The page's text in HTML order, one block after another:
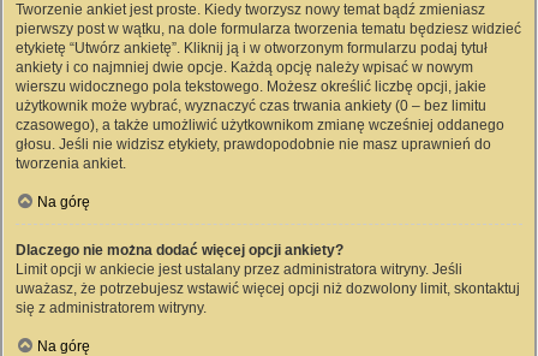
Tworzenie ankiet jest proste. Kiedy tworzysz nowy temat bądź zmieniasz
pierwszy post w wątku, na dole formularza tworzenia tematu będziesz widzieć
etykietę “Utwórz ankietę”. Kliknij ją i w otworzonym formularzu podaj tytuł
ankiety i co najmniej dwie opcje. Każdą opcję należy wpisać w nowym
wierszu widocznego pola tekstowego. Możesz określić liczbę opcji, jakie
użytkownik może wybrać, wyznaczyć czas trwania ankiety (0 – bez limitu
czasowego), a także umożliwić użytkownikom zmianę wcześniej oddanego
głosu. Jeśli nie widzisz etykiety, prawdopodobnie nie masz uprawnień do
tworzenia ankiet.
Na górę
Dlaczego nie można dodać więcej opcji ankiety?
Limit opcji w ankiecie jest ustalany przez administratora witryny. Jeśli
uważasz, że potrzebujesz wstawić więcej opcji niż dozwolony limit, skontaktuj
się z administratorem witryny.
Na górę